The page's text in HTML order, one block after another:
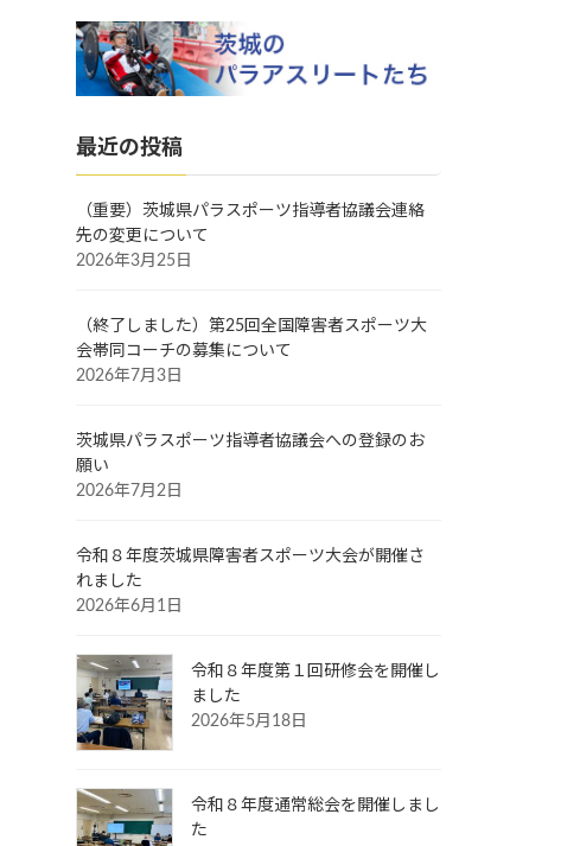
最近の投稿
（重要）茨城県パラスポーツ指導者協議会連絡
先の変更について
2026年3月25日
（終了しました）第25回全国障害者スポーツ大
会帯同コーチの募集について
2026年7月3日
茨城県パラスポーツ指導者協議会への登録のお
願い
2026年7月2日
令和８年度茨城県障害者スポーツ大会が開催さ
れました
2026年6月1日
令和８年度第１回研修会を開催し
ました
2026年5月18日
令和８年度通常総会を開催しまし
た